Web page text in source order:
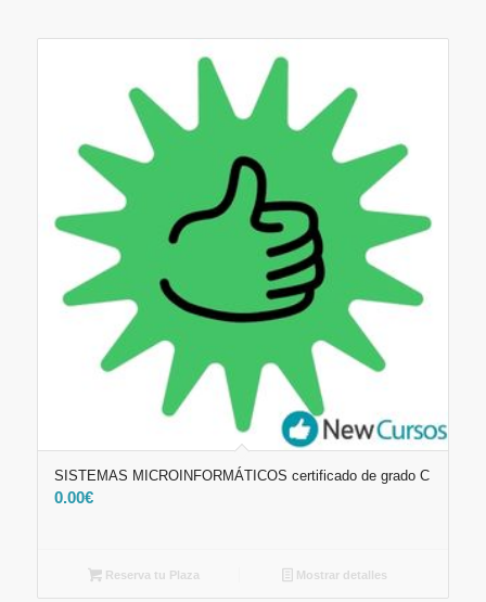
SISTEMAS MICROINFORMÁTICOS certificado de grado C
0.00€
Reserva tu Plaza Mostrar detalles